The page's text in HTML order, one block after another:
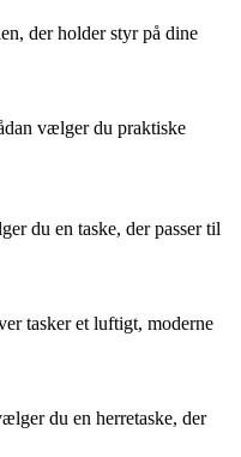
der holder styr på dine
vælger du praktiske
du en taske, der passer til
tasker et luftigt, moderne
du en herretaske, der